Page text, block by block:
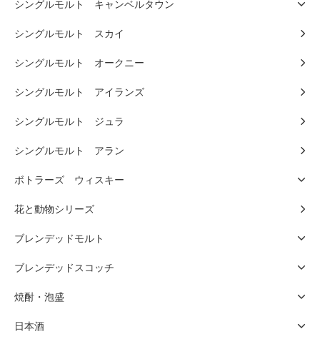
シングルモルト キャンベルタウン
シングルモルト スカイ
シングルモルト オークニー
シングルモルト アイランズ
シングルモルト ジュラ
シングルモルト アラン
ボトラーズ ウィスキー
花と動物シリーズ
ブレンデッドモルト
ブレンデッドスコッチ
焼酎・泡盛
日本酒